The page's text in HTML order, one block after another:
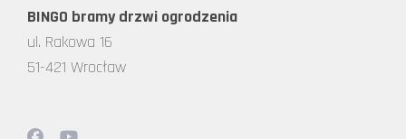
BINGO bramy drzwi ogrodzenia
ul. Rakowa 16
51-421 Wrocław